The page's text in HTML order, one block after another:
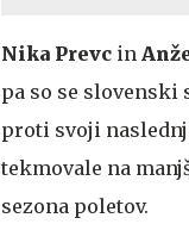
Nika Prevc in
pa so se
proti svoji
tekmovale na
sezona poletov.